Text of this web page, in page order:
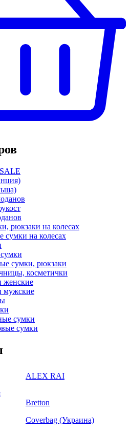
рюкзаки на колесах
сумки на колесах
сумки, рюкзаки
косметички
женские
мужские
сумки
сумки
ALEX RAI
Bretton
Coverbag (Украина)